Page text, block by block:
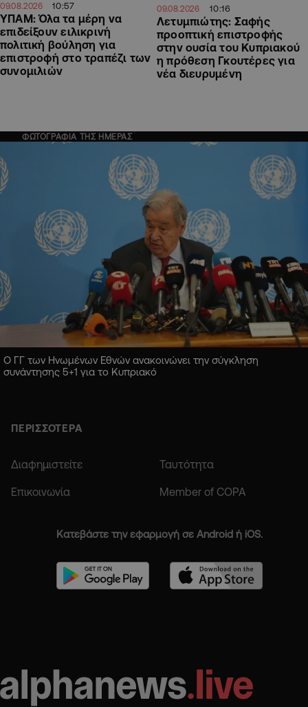
09.08.2026 10:57
ΥΠΑΜ: Όλα τα μέρη να
επιδείξουν ειλικρινή
πολιτική βούληση για
επιστροφή στο τραπέζι των
συνομιλιών
09.08.2026 10:16
Λετυμπιώτης: Σαφής
προοπτική επιστροφής
στην ουσία του Κυπριακού
η πρόθεση Γκουτέρες για
νέα διευρυμένη
ΦΩΤΟΓΡΑΦΙΑ ΤΗΣ ΗΜΕΡΑΣ
Ο ΓΓ των Ηνωμένων Εθνών ανακοινώνει την σύγκληση
συνάντησης 5+1 για το Κυπριακό
ΠΕΡΙΣΣΟΤΕΡΑ
Διαφημιστείτε Ταυτότητα
Επικοινωνία Member of COPA
Κατεβάστε την εφαρμογή σε Android ή iOS.